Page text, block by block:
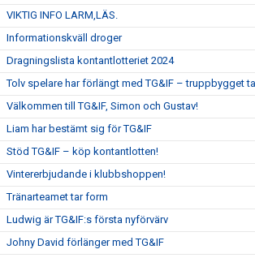
VIKTIG INFO LARM,LÄS.
Informationskväll droger
Dragningslista kontantlotteriet 2024
Tolv spelare har förlängt med TG&IF – truppbygget
Välkommen till TG&IF, Simon och Gustav!
Liam har bestämt sig för TG&IF
Stöd TG&IF – köp kontantlotten!
Vintererbjudande i klubbshoppen!
Tränarteamet tar form
Ludwig är TG&IF:s första nyförvärv
Johny David förlänger med TG&IF